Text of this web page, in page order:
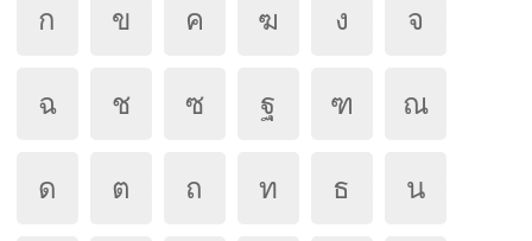
ก ข ค ฆ ง จ
ฉ ช ซ ฐ ฑ ณ
ด ต ถ ท ธ น